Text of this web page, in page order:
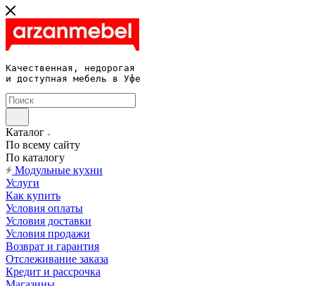
Качественная, недорогая
и доступная мебель в Уфе
Каталог
По всему сайту
По каталогу
Модульные кухни
Услуги
Как купить
Условия оплаты
Условия доставки
Условия продажи
Возврат и гарантия
Отслеживание заказа
Кредит и рассрочка